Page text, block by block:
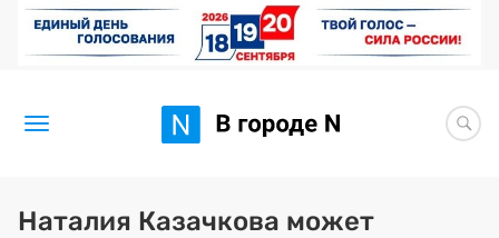
Новости
Наталия Казачкова может